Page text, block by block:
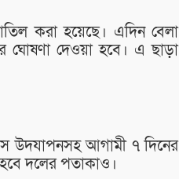
করা হয়েছে। এদিন বেলা
ঘোষণা দেওয়া হবে। এ ছাড়া
উদযাপনসহ আগামী ৭ দিনের
দলের পতাকাও।